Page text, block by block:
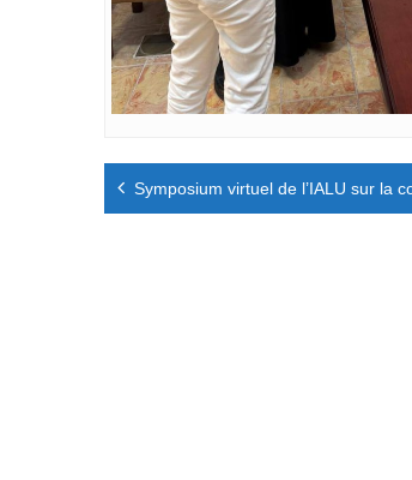
Navigation
de
Symposium virtuel de l’IALU sur la